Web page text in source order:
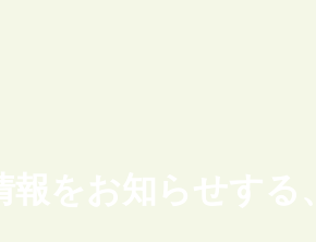
をお知らせす